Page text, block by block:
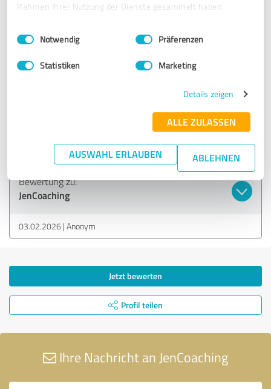
Rahmen Ihrer Nutzung der Dienste gesammelt haben.
Impressum Datenschutzbestimmungen
Einwilligungsauswahl
Notwendig Präferenzen
Statistiken Marketing
Details zeigen
ALLE ZULASSEN
AUSWAHL ERLAUBEN ABLEHNEN
JenCoaching
11.06.2025 Anonym
Bewertung zu:
JenCoaching
03.02.2026 Anonym
Jetzt bewerten
Profil teilen
Ihre Nachricht an JenCoaching